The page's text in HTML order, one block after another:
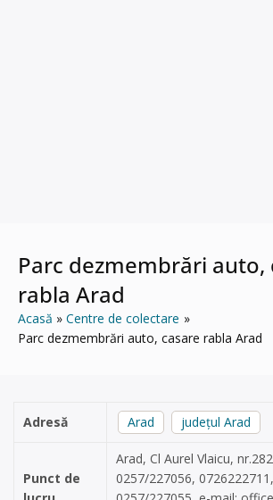
Parc dezmembrări auto,
rabla Arad
Acasă
Centre de colectare
Parc dezmembrări auto, casare rabla Arad
Adresă Arad județul Arad
Punct de
Arad, Cl Aurel Vlaicu,
0257/227056,